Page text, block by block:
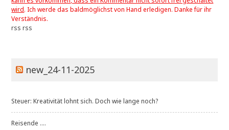
wird. Ich werde das baldmöglichst von Hand erledigen. Danke für ihr
Verständnis.
rss rss
new_24-11-2025
Steuer: Kreativität lohnt sich. Doch wie lange noch?
Reisende ....